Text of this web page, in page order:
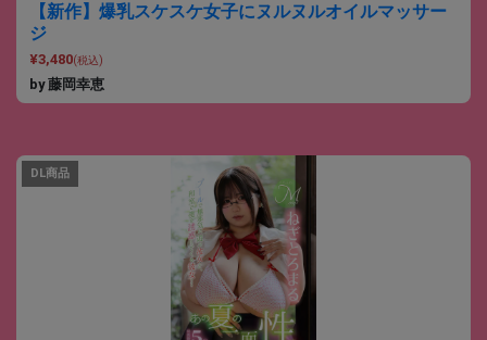
【新作】爆乳スケスケ女子にヌルヌルオイルマッサー
ジ
¥3,480(税込)
by 藤岡幸恵
DL商品